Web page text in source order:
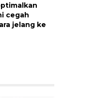
cegah
jelang ke